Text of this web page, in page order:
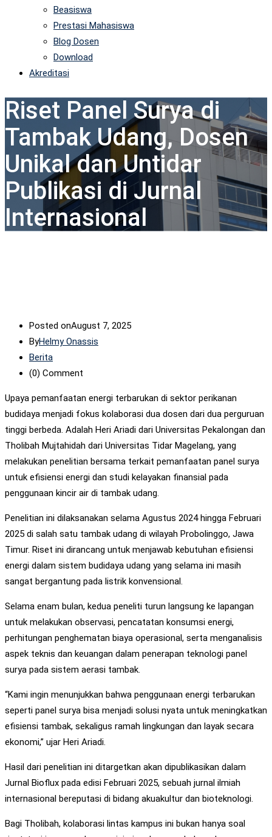
Beasiswa
Prestasi Mahasiswa
Blog Dosen
Download
Akreditasi
Riset Panel Surya di
Tambak Udang, Dosen
Unikal dan Untidar
Publikasi di Jurnal
Internasional
Posted onAugust 7, 2025
ByHelmy Onassis
Berita
(0) Comment
Upaya pemanfaatan energi terbarukan di sektor perikanan
budidaya menjadi fokus kolaborasi dua dosen dari dua perguruan
tinggi berbeda. Adalah Heri Ariadi dari Universitas Pekalongan dan
Tholibah Mujtahidah dari Universitas Tidar Magelang, yang
melakukan penelitian bersama terkait pemanfaatan panel surya
untuk efisiensi energi dan studi kelayakan finansial pada
penggunaan kincir air di tambak udang.
Penelitian ini dilaksanakan selama Agustus 2024 hingga Februari
2025 di salah satu tambak udang di wilayah Probolinggo, Jawa
Timur. Riset ini dirancang untuk menjawab kebutuhan efisiensi
energi dalam sistem budidaya udang yang selama ini masih
sangat bergantung pada listrik konvensional.
Selama enam bulan, kedua peneliti turun langsung ke lapangan
untuk melakukan observasi, pencatatan konsumsi energi,
perhitungan penghematan biaya operasional, serta menganalisis
aspek teknis dan keuangan dalam penerapan teknologi panel
surya pada sistem aerasi tambak.
“Kami ingin menunjukkan bahwa penggunaan energi terbarukan
seperti panel surya bisa menjadi solusi nyata untuk meningkatkan
efisiensi tambak, sekaligus ramah lingkungan dan layak secara
ekonomi,” ujar Heri Ariadi.
Hasil dari penelitian ini ditargetkan akan dipublikasikan dalam
Jurnal Bioflux pada edisi Februari 2025, sebuah jurnal ilmiah
internasional bereputasi di bidang akuakultur dan bioteknologi.
Bagi Tholibah, kolaborasi lintas kampus ini bukan hanya soal